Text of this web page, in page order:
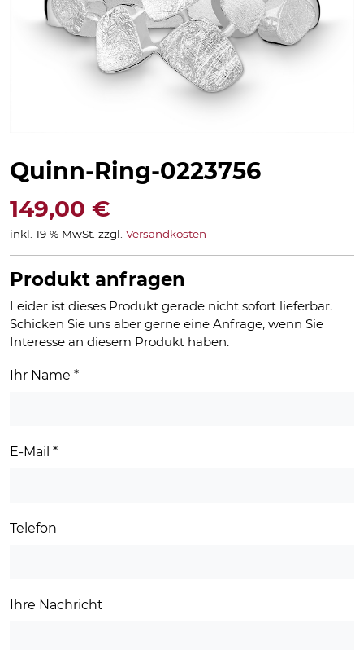
Quinn-Ring-0223756
149,00 €
inkl. 19 % MwSt. zzgl. Versandkosten
Produkt anfragen
Leider ist dieses Produkt gerade nicht sofort lieferbar.
Schicken Sie uns aber gerne eine Anfrage, wenn Sie
Interesse an diesem Produkt haben.
Ihr Name *
E-Mail *
Telefon
Ihre Nachricht